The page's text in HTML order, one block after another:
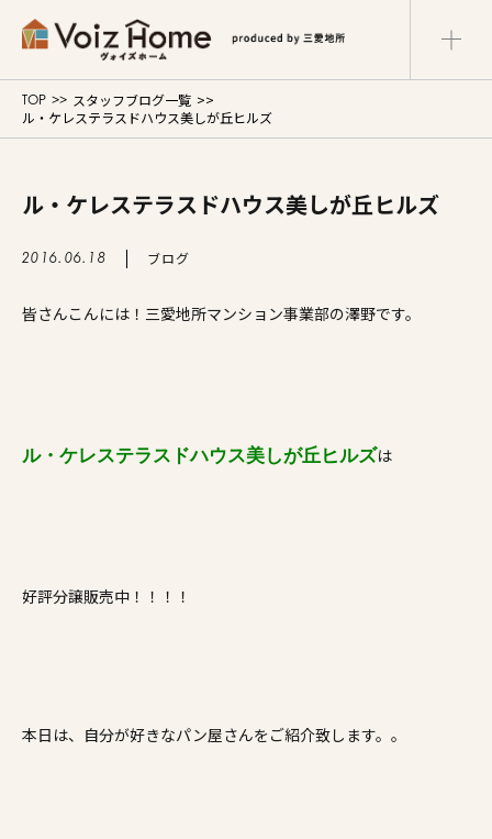
コーポレートサイト リフォームサイト
マンションサイト
Voiz Homeの家づくり
商品ラインナップ
販売物件
展示場・モデルハウス
TOP
スタッフブログ一覧
ル・ケレステラスドハウス美しが丘ヒルズ
ル・ケレステラスドハウス美しが丘ヒルズ
2016.06.18 ブログ
皆さんこんには！三愛地所マンション事業部の澤野です。
ル・ケレステラスドハウス美しが丘ヒルズは
好評分譲販売中！！！！
本日は、自分が好きなパン屋さんをご紹介致します。。